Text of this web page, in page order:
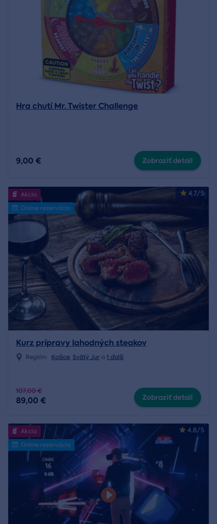
Hra chutí Mr. Twister Challenge
9,00 € Zobraziť detail
4.7/5
Akcia
Online rezervácia
Kurz prípravy lahodných steakov
Región: Košice, Svätý Jur a 1 ďalší
107,00 €
89,00 € Zobraziť detail
4.8/5
Akcia
Online rezervácia